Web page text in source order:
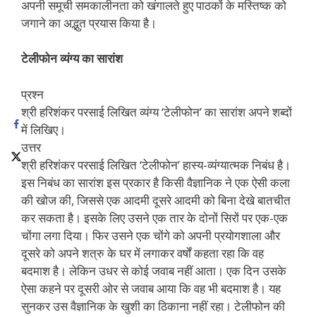
अपनी समूची समकालीनता को खंगालते हुए पाठकों के मस्तिष्क को
जगाने का अद्भुत प्रयास किया है।
टेलीफोन व्यंग्य का सारांश
प्रश्न
श्री हरिशंकर परसाई लिखित व्यंग्य ‘टेलीफोन’ का सारांश अपने शब्दों
में लिखिए।
उत्तर
श्री हरिशंकर परसाई लिखित ‘टेलीफोन’ हास्य-व्यंग्यात्मक निबंध है।
इस निबंध का सारांश इस प्रकार है किसी वैज्ञानिक ने एक ऐसी कला
की खोज की, जिससे एक आदमी दूसरे आदमी को बिना देखे बातचीत
कर सकता है। इसके लिए उसने एक तार के दोनों सिरों पर एक-एक
चोंगा लगा दिया। फिर उसने एक चोंगे को अपनी प्रयोगशाला और
दूसरे को अपने शत्रु के घर में लगाकर वर्षों कहता रहा कि वह
बदमाश है। लेकिन उधर से कोई जवाब नहीं आता। एक दिन उसके
ऐसा कहने पर दूसरी ओर से जवाब आया कि वह भी बदमाश है। यह
सुनकर उस वैज्ञानिक के खुशी का ठिकाना नहीं रहा। टेलीफोन की